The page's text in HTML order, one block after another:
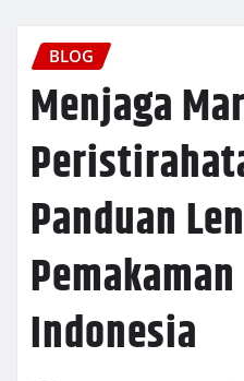
BLOG
Menjaga
Panduan
Indonesia